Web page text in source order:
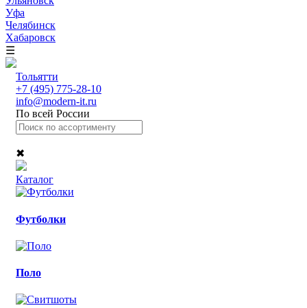
Уфа
Челябинск
Хабаровск
☰
Тольятти
+7 (495) 775-28-10
info@modern-it.ru
По всей России
✖
Каталог
Футболки
Поло